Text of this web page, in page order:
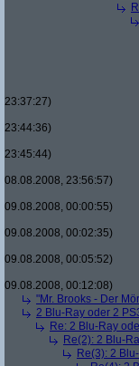
23:37:27)
23:44:36)
23:45:44)
08.08.2008, 23:56:57)
09.08.2008, 00:00:55)
09.08.2008, 00:02:35)
09.08.2008, 00:05:52)
09.08.2008, 00:12:08)
"Mr. Brooks - Der
2 Blu-Ray oder 2
Re: 2 Blu-Ray
Re(2): 2 Blu-
Re(3): 2